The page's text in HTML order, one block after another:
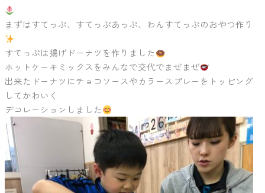
まずはすてっぷ、すてっぷあっぷ、わんすてっぷのおやつ作り
すてっぷは揚げドーナツを作りました
ホットケーキミックスをみんなで交代でまぜまぜ
出来たドーナツにチョコソースやカラースプレーをトッピング
してかわいく
デコレーションしました